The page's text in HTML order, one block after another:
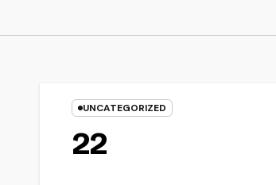
UNCATEGORIZED
22